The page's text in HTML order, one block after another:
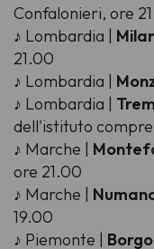
Confalonieri, ore
♪ Lombardia |
21.00
♪ Lombardia |
♪ Lombardia |
dell'istituto
♪ Marche |
ore 21.00
♪ Marche |
19.00
♪ Piemonte |